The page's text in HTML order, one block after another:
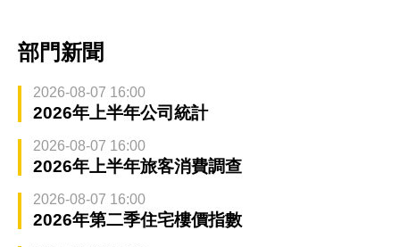
部門新聞
2026-08-07 16:00
2026年上半年公司統計
2026-08-07 16:00
2026年上半年旅客消費調查
2026-08-07 16:00
2026年第二季住宅樓價指數